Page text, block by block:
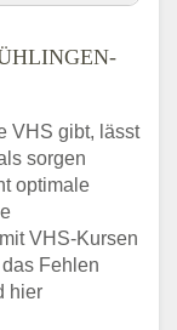
in Ihrer
um
zum
VHS gibt, lässt
sorgen
optimale
VHS-Kursen
Fehlen
hier